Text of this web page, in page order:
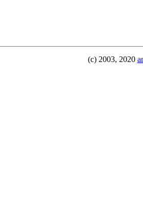
(c) 2003, 2020